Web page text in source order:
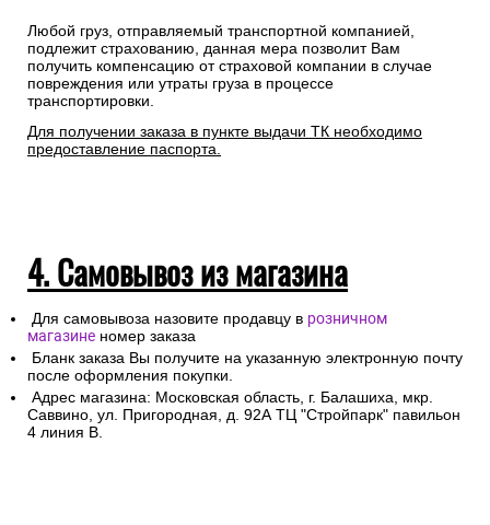
Любой груз, отправляемый транспортной компанией,
подлежит страхованию, данная мера позволит Вам
получить компенсацию от страховой компании в случае
повреждения или утраты груза в процессе
транспортировки.
Для получении заказа в пункте выдачи ТК необходимо
предоставление паспорта.
4. Самовывоз из магазина
Для самовывоза назовите продавцу в розничном
магазине номер заказа
Бланк заказа Вы получите на указанную электронную почту
после оформления покупки.
Адрес магазина: Московская область, г. Балашиха, мкр.
Саввино, ул. Пригородная, д. 92А ТЦ "Стройпарк" павильон
4 линия В.